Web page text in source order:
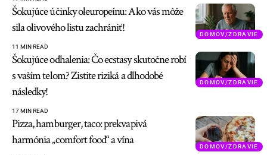
DOMOV/ZDRAVIE
Šokujúce účinky oleuropeínu: Ako vás môže
sila olivového listu zachrániť!
11 MIN READ
DOMOV/ZDRAVIE
Šokujúce odhalenia: Čo ecstasy skutočne robí
s vaším telom? Zistite riziká a dlhodobé
následky!
17 MIN READ
DOMOV/ZDRAVIE
Pizza, hamburger, taco: prekvapivá
harmónia „comfort food“ a vína